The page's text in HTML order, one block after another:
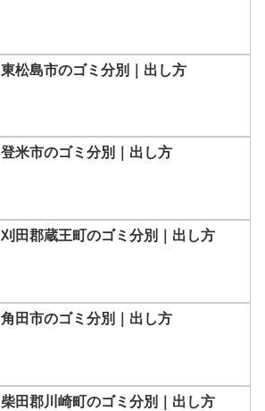
東松島市のゴミ分別｜出し方
登米市のゴミ分別｜出し方
刈田郡蔵王町のゴミ分別｜出し方
角田市のゴミ分別｜出し方
柴田郡川崎町のゴミ分別｜出し方